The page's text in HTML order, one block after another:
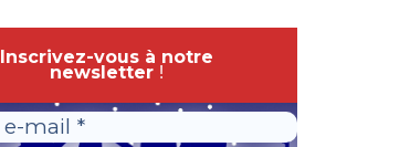
Inscrivez-vous à notre
newsletter !